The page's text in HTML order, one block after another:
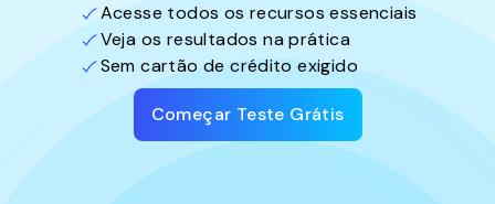
Acesse todos os recursos essenciais
Veja os resultados na prática
Sem cartão de crédito exigido
Começar Teste Grátis